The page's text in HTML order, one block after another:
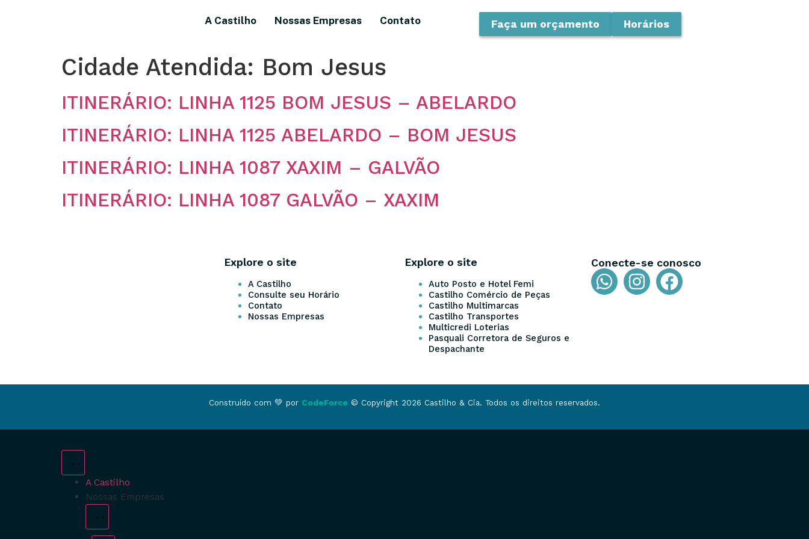
A Castilho Nossas Empresas Contato Faça um orçamento Horários
Cidade Atendida: Bom Jesus
ITINERÁRIO: LINHA 1125 BOM JESUS – ABELARDO
ITINERÁRIO: LINHA 1125 ABELARDO – BOM JESUS
ITINERÁRIO: LINHA 1087 XAXIM – GALVÃO
ITINERÁRIO: LINHA 1087 GALVÃO – XAXIM
Explore o site
A Castilho
Consulte seu Horário
Contato
Nossas Empresas
Explore o site
Auto Posto e Hotel Femi
Castilho Comércio de Peças
Castilho Multimarcas
Castilho Transportes
Multicredi Loterias
Pasquali Corretora de Seguros e
Despachante
Conecte-se conosco
Construído com 💚 por CodeForce © Copyright 2026 Castilho & Cia. Todos os direitos reservados.
A Castilho
Nossas Empresas